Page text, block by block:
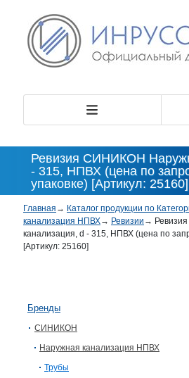
Ревизия СИНИКОН
- 315, НПВХ (цена по
упаковке) [Артикул: 25160]
Главная → Каталог продукции по
канализация НПВХ→ Ревизии →
канализация, d - 315, НПВХ (цена по
[Артикул: 25160]
Бренды
СИНИКОН
Наружная канализация НПВХ
Трубы